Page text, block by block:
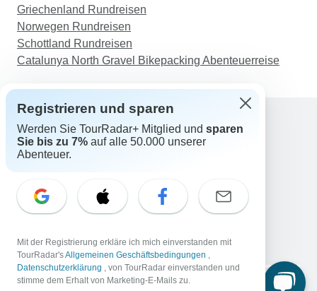
Griechenland Rundreisen
Norwegen Rundreisen
Schottland Rundreisen
Catalunya North Gravel Bikepacking Abenteuerreise
Support
Kontakt
Österreich +43 720 116651
Schweiz +41 225 183 195
EN DE ES FR NL
Copyright © TourRadar. Alle Rechte vorbehalten.
Registrieren und sparen
Werden Sie TourRadar+ Mitglied und sparen
Sie bis zu 7% auf alle 50.000 unserer
Abenteuer.
Mit der Registrierung erkläre ich mich einverstanden mit
TourRadar'sAllgemeinen Geschäftsbedingungen ,
Datenschutzerklärung , von TourRadar einverstanden und
stimme dem Erhalt von Marketing-E-Mails zu.